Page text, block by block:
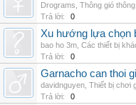
Drograms Thông gió
Trả lời:
0
Xu hướng lựa chọn
bao ho 3m Các thiết bị
Trả lời:
0
Garnacho can thoi
davidnguyen Thiết bị chơi
Trả lời:
0